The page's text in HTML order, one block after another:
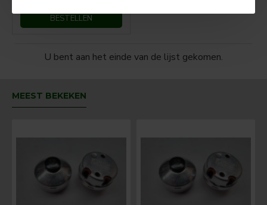
BESTELLEN
U bent aan het einde van de lijst gekomen.
MEEST BEKEKEN